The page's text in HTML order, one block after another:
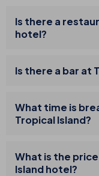
Is there a
hotel?
Is there a bar at
What time is
Tropical Island?
What is the
Island hotel?